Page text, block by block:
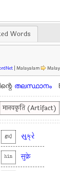
Words
| Malayalam
തലസ്ഥാനം
मानवकृति (Artifact)
guj સુક્રે
hin सुक्रे